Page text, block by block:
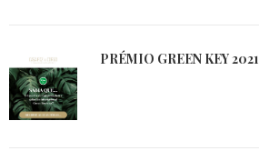
PRÉMIO GREEN KEY 2021